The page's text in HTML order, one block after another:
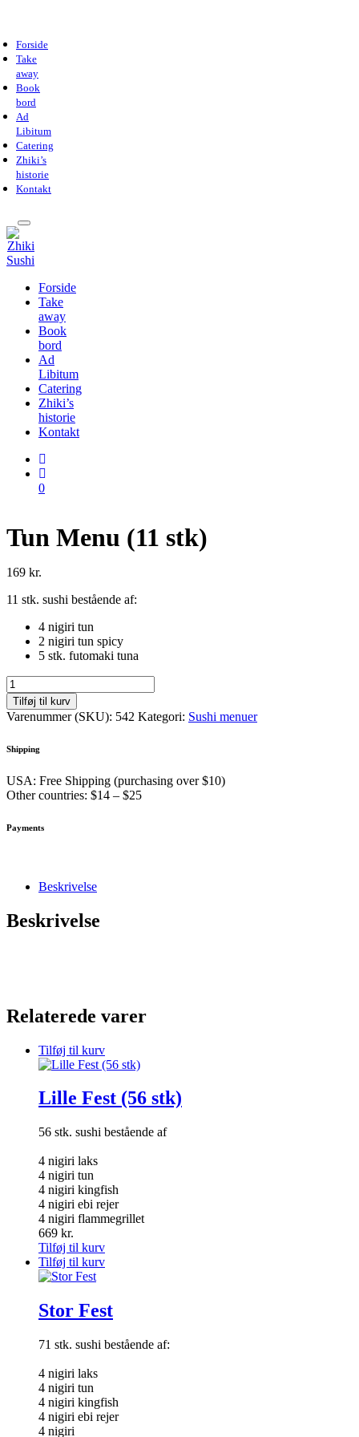
Forside
Take
away
Book
bord
Ad
Libitum
Catering
Zhiki’s
historie
Kontakt
Forside
Take
away
Book
bord
Ad
Libitum
Catering
Zhiki’s
historie
Kontakt
0
Tun Menu (11 stk)
169 kr.
11 stk. sushi bestående af:
4 nigiri tun
2 nigiri tun spicy
5 stk. futomaki tuna
Tun
Menu
(11
stk)
Tilføj til kurv
Varenummer (SKU): 542 Kategori: Sushi menuer
Shipping
USA: Free Shipping (purchasing over $10)
Other countries: $14 – $25
Payments
Beskrivelse
Beskrivelse
Relaterede varer
Tilføj til kurv
Lille Fest (56 stk)
56 stk. sushi bestående af
4 nigiri laks
4 nigiri tun
4 nigiri kingfish
4 nigiri ebi rejer
4 nigiri flammegrillet
669 kr.
Tilføj til kurv
Tilføj til kurv
Stor Fest
71 stk. sushi bestående af:
4 nigiri laks
4 nigiri tun
4 nigiri kingfish
4 nigiri ebi rejer
4 nigiri